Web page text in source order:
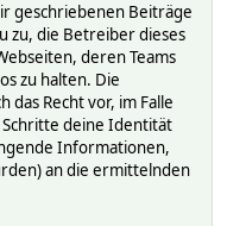
geschriebenen Beiträge
zu, die Betreiber dieses
deren Teams
zu halten. Die
das Recht vor, im Falle
deine Identität
Informationen,
an die ermittelnden